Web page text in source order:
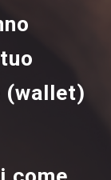
(wallet)